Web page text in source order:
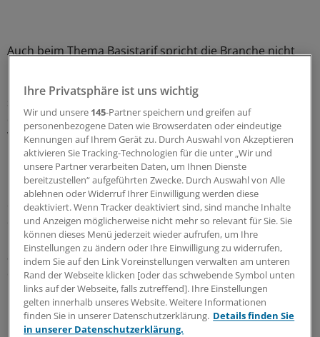
Auch beim Thema Basistarif spricht die Branche nicht
Politik aufgezwungenen Angebots noch einhellig. Anders
sieht es aus, wenn es um den praktischen Umgang mit
dem Tarif geht. Einige sehen hier ein neues
Wettbewerbsfeld, die Mehrheit hält das für sachlich und
politisch falsch.
Der krampfhafte Versuch, den Eindruck eines
einheitlichen Auftretens zu vermitteln, lässt sich nur mit
der offenen Flanke der Branche erklären: Sie lebt in der
permanenten Angst vor dem politischen Zugriff. Doch
auch wenn es dem Verband gelingt, seine Mitglieder auf
der Versammlung noch einmal auf eine gemeinsame
Linie einzuschwören - es wird nicht lange dauern, bis die
Differenzen wieder aufbrechen.
Ihre Privatsphäre ist uns wichtig
Wir und unsere 145-Partner speichern und greifen auf
personenbezogene Daten wie Browserdaten oder eindeutige
Kennungen auf Ihrem Gerät zu. Durch Auswahl von Akzeptieren
aktivieren Sie Tracking-Technologien für die unter „Wir und
unsere Partner verarbeiten Daten, um Ihnen Dienste
bereitzustellen“ aufgeführten Zwecke. Durch Auswahl von Alle
ablehnen oder Widerruf Ihrer Einwilligung werden diese
deaktiviert. Wenn Tracker deaktiviert sind, sind manche Inhalte
und Anzeigen möglicherweise nicht mehr so relevant für Sie. Sie
können dieses Menü jederzeit wieder aufrufen, um Ihre
Einstellungen zu ändern oder Ihre Einwilligung zu widerrufen,
indem Sie auf den Link Voreinstellungen verwalten am unteren
Rand der Webseite klicken [oder das schwebende Symbol unten
links auf der Webseite, falls zutreffend]. Ihre Einstellungen
gelten innerhalb unseres Website. Weitere Informationen
finden Sie in unserer Datenschutzerklärung. Details finden Sie
in unserer Datenschutzerklärung.